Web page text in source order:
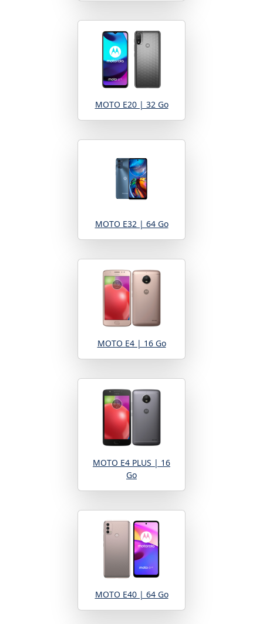
MOTO E20 | 32 Go
MOTO E32 | 64 Go
MOTO E4 | 16 Go
MOTO E4 PLUS | 16
Go
MOTO E40 | 64 Go